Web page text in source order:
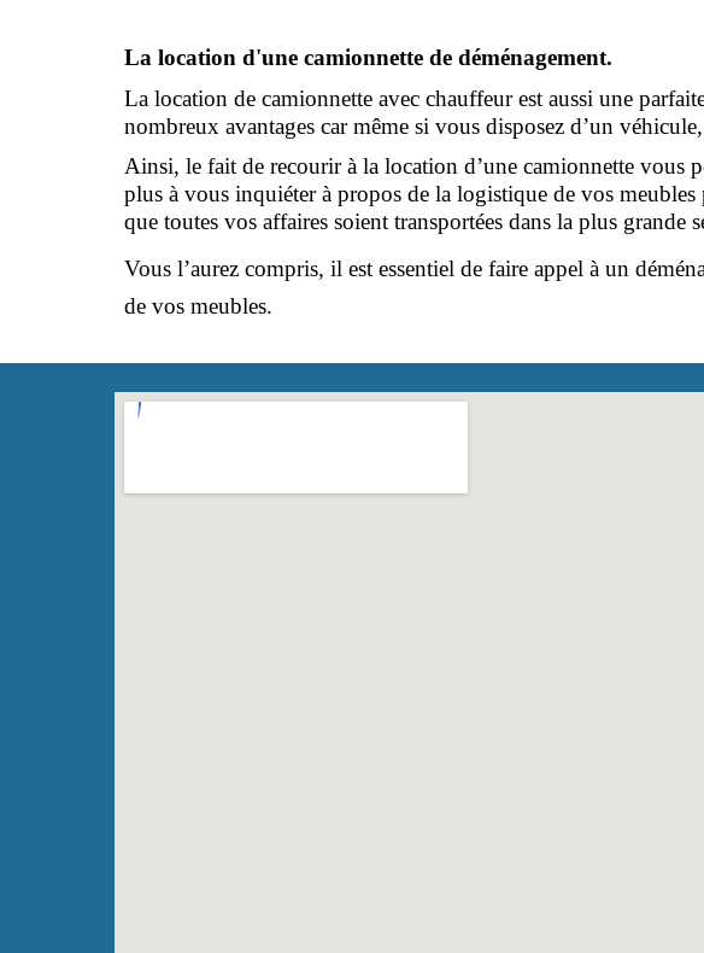
La location d'une camionnette de déménagement.
La location de camionnette avec chauffeur est aussi une
nombreux avantages car même si vous disposez d’un
Ainsi, le fait de recourir à la location d’une camionnette vous
plus à vous inquiéter à propos de la logistique de vos
que toutes vos affaires soient transportées dans la plus grande
Vous l’aurez compris, il est essentiel de faire appel à un
de vos meubles.